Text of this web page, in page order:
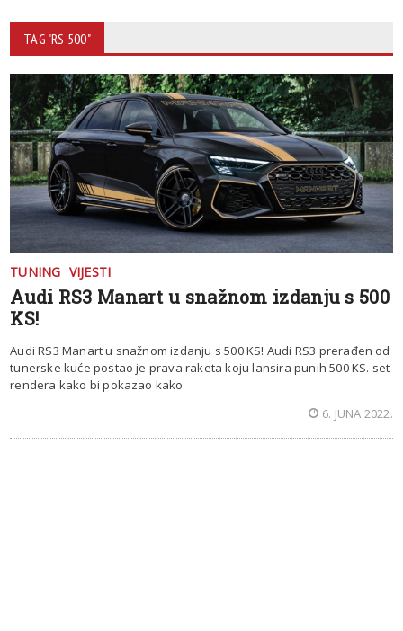
TAG "RS 500"
TUNING VIJESTI
Audi RS3 Manart u snažnom izdanju s 500
KS!
Audi RS3 Manart u snažnom izdanju s 500 KS! Audi RS3 prerađen od
tunerske kuće postao je prava raketa koju lansira punih 500 KS. set
rendera kako bi pokazao kako
6. JUNA 2022.